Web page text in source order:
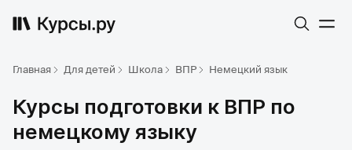
Главная Для детей Школа ВПР Немецкий язык
Курсы подготовки к ВПР по
немецкому языку